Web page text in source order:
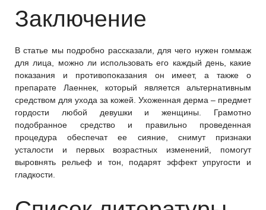
Заключение
В статье мы подробно рассказали, для чего нужен гоммаж
для лица, можно ли использовать его каждый день, какие
показания и противопоказания он имеет, а также о
препарате Лаеннек, который является альтернативным
средством для ухода за кожей. Ухоженная дерма – предмет
гордости любой девушки и женщины. Грамотно
подобранное средство и правильно проведенная
процедура обеспечат ее сияние, снимут признаки
усталости и первых возрастных изменений, помогут
выровнять рельеф и тон, подарят эффект упругости и
гладкости.